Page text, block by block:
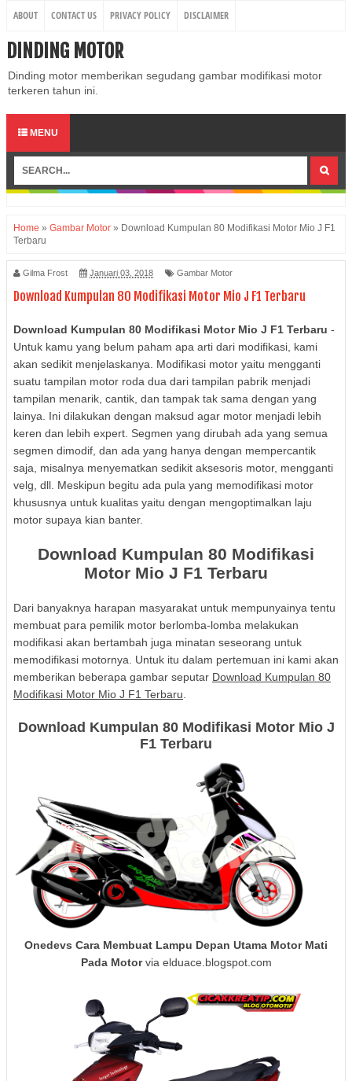
ABOUT CONTACT US PRIVACY POLICY DISCLAIMER
DINDING MOTOR
Dinding motor memberikan segudang gambar modifikasi motor
terkeren tahun ini.
MENU
Home » Gambar Motor » Download Kumpulan 80 Modifikasi Motor Mio J F1
Terbaru
Gilma Frost Januari 03, 2018 Gambar Motor
Download Kumpulan 80 Modifikasi Motor Mio J F1 Terbaru
Download Kumpulan 80 Modifikasi Motor Mio J F1 Terbaru -
Untuk kamu yang belum paham apa arti dari modifikasi, kami
akan sedikit menjelaskanya. Modifikasi motor yaitu mengganti
suatu tampilan motor roda dua dari tampilan pabrik menjadi
tampilan menarik, cantik, dan tampak tak sama dengan yang
lainya. Ini dilakukan dengan maksud agar motor menjadi lebih
keren dan lebih expert. Segmen yang dirubah ada yang semua
segmen dimodif, dan ada yang hanya dengan mempercantik
saja, misalnya menyematkan sedikit aksesoris motor, mengganti
velg, dll. Meskipun begitu ada pula yang memodifikasi motor
khususnya untuk kualitas yaitu dengan mengoptimalkan laju
motor supaya kian banter.
Download Kumpulan 80 Modifikasi
Motor Mio J F1 Terbaru
Dari banyaknya harapan masyarakat untuk mempunyainya tentu
membuat para pemilik motor berlomba-lomba melakukan
modifikasi akan bertambah juga minatan seseorang untuk
memodifikasi motornya. Untuk itu dalam pertemuan ini kami akan
memberikan beberapa gambar seputar Download Kumpulan 80
Modifikasi Motor Mio J F1 Terbaru
Download Kumpulan 80 Modifikasi Motor Mio J
F1 Terbaru
Onedevs Cara Membuat Lampu Depan Utama Motor Mati
Pada Motorvia elduace.blogspot.com